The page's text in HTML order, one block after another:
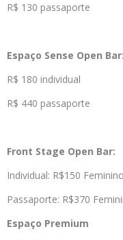
R$ 130 passaporte
Espaço Sense Open Bar:
R$ 180 individual
R$ 440 passaporte
Front Stage Open Bar:
Individual: R$150
Passaporte: R$370
Espaço Premium